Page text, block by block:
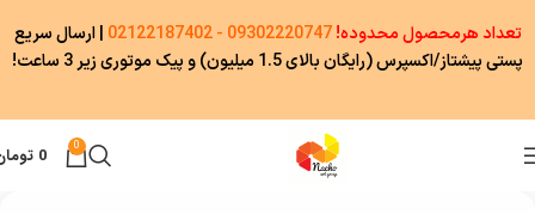
0
0
تعداد هرمحصول محدوده!09302220747 - 02122187402
|ارسال سریع
پستی پیشتاز/اکسپرس (رایگان بالای 1.5 میلیون) و پیک موتوری زیر 3 ساعت!